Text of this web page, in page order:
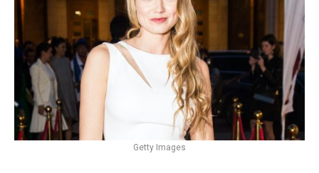
Getty Images